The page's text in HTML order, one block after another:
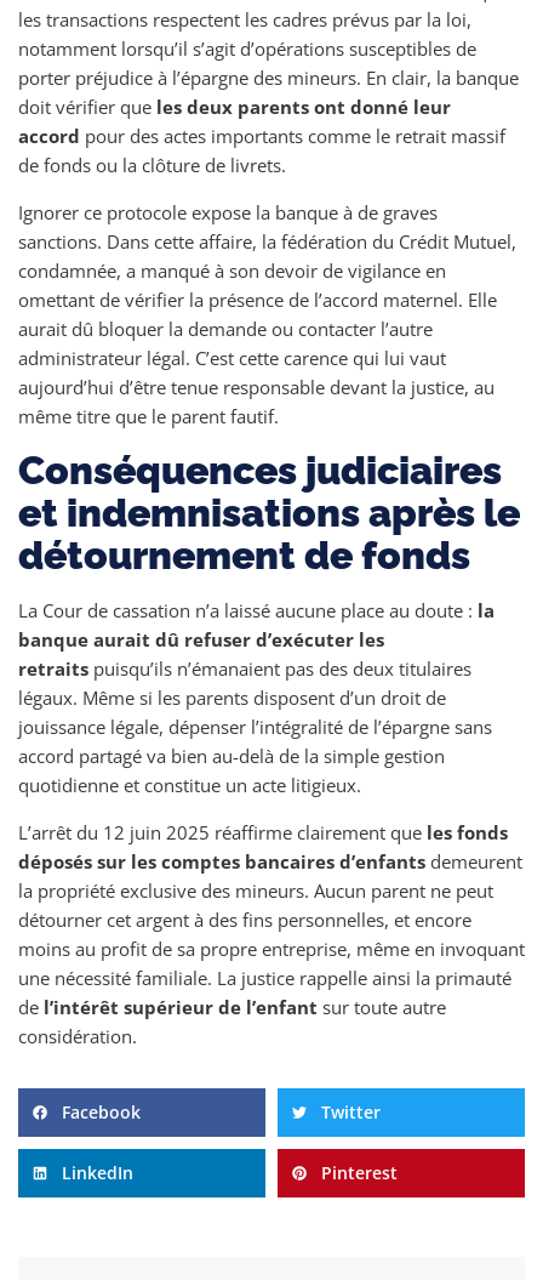
les transactions respectent les cadres prévus par la loi,
notamment lorsqu’il s’agit d’opérations susceptibles de
porter préjudice à l’épargne des mineurs. En clair, la banque
doit vérifier que les deux parents ont donné leur
accord pour des actes importants comme le retrait massif
de fonds ou la clôture de livrets.
Ignorer ce protocole expose la banque à de graves
sanctions. Dans cette affaire, la fédération du Crédit Mutuel,
condamnée, a manqué à son devoir de vigilance en
omettant de vérifier la présence de l’accord maternel. Elle
aurait dû bloquer la demande ou contacter l’autre
administrateur légal. C’est cette carence qui lui vaut
aujourd’hui d’être tenue responsable devant la justice, au
même titre que le parent fautif.
Conséquences judiciaires
et indemnisations après le
détournement de fonds
La Cour de cassation n’a laissé aucune place au doute : la
banque aurait dû refuser d’exécuter les
retraits puisqu’ils n’émanaient pas des deux titulaires
légaux. Même si les parents disposent d’un droit de
jouissance légale, dépenser l’intégralité de l’épargne sans
accord partagé va bien au-delà de la simple gestion
quotidienne et constitue un acte litigieux.
L’arrêt du 12 juin 2025 réaffirme clairement que les fonds
déposés sur les comptes bancaires d’enfants demeurent
la propriété exclusive des mineurs. Aucun parent ne peut
détourner cet argent à des fins personnelles, et encore
moins au profit de sa propre entreprise, même en invoquant
une nécessité familiale. La justice rappelle ainsi la primauté
de l’intérêt supérieur de l’enfant sur toute autre
considération.
Facebook Twitter
LinkedIn Pinterest